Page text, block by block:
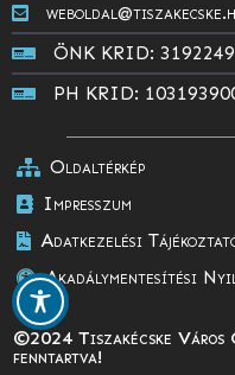
ÖNK KRID:
PH KRID:
Oldaltérkép
Impresszum
Adatkezelési
Akadálymentesítési
©2024 Tiszakécske Város
fenntartva!